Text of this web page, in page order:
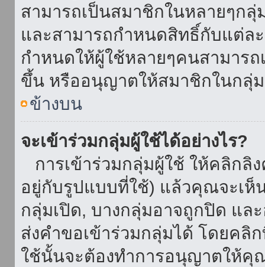
สามารถเป็นสมาชิกในหลายๆก
และสามารถกำหนดสิทธิ์กับแต่ล
กำหนดให้ผู้ใช้หลายๆคนสามารถ
ขึ้น หรืออนุญาตให้สมาชิกในกลุ่ม
ข้างบน
จะเข้าร่วมกลุ่มผู้ใช้ได้อย่างไร?
การเข้าร่วมกลุ่มผู้ใช้ ให้คลิก
อยู่กับรูปแบบที่ใช้) แล้วคุณจะเห็
กลุ่มเปิด, บางกลุ่มอาจถูกปิด แ
ส่งคำขอเข้าร่วมกลุ่มได้ โดยคลิ
ใช้นั้นจะต้องทำการอนุญาตให้คุ